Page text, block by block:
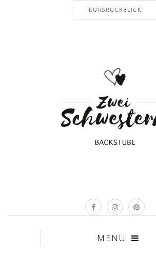
KURSRÜCKBLICK
MENU